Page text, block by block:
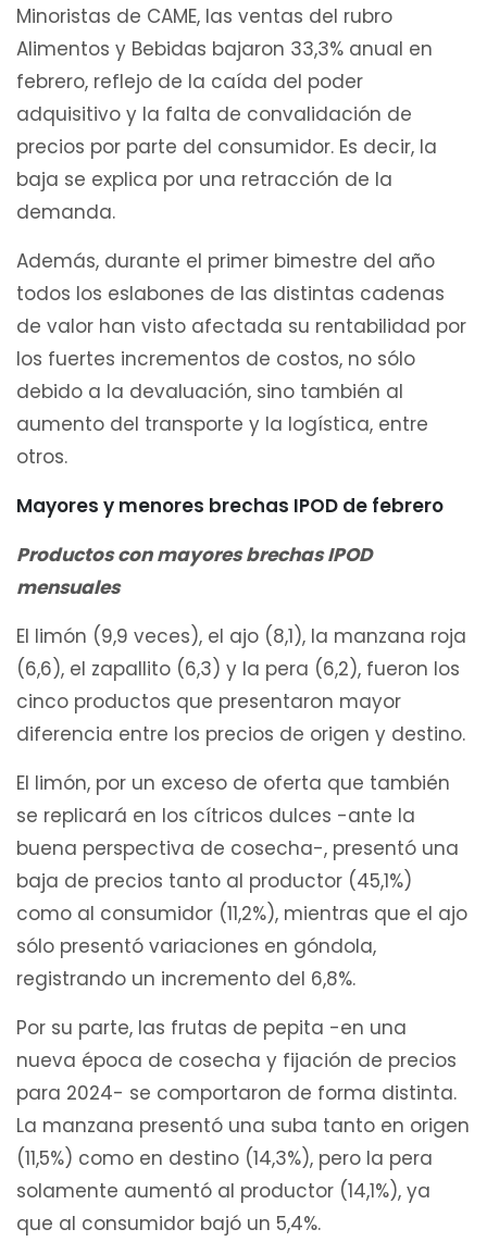
Minoristas de CAME, las ventas del rubro
Alimentos y Bebidas bajaron 33,3% anual en
febrero, reflejo de la caída del poder
adquisitivo y la falta de convalidación de
precios por parte del consumidor. Es decir, la
baja se explica por una retracción de la
demanda.
Además, durante el primer bimestre del año
todos los eslabones de las distintas cadenas
de valor han visto afectada su rentabilidad por
los fuertes incrementos de costos, no sólo
debido a la devaluación, sino también al
aumento del transporte y la logística, entre
otros.
Mayores y menores brechas IPOD de febrero
Productos con mayores brechas IPOD
mensuales
El limón (9,9 veces), el ajo (8,1), la manzana roja
(6,6), el zapallito (6,3) y la pera (6,2), fueron los
cinco productos que presentaron mayor
diferencia entre los precios de origen y destino.
El limón, por un exceso de oferta que también
se replicará en los cítricos dulces -ante la
buena perspectiva de cosecha-, presentó una
baja de precios tanto al productor (45,1%)
como al consumidor (11,2%), mientras que el ajo
sólo presentó variaciones en góndola,
registrando un incremento del 6,8%.
Por su parte, las frutas de pepita -en una
nueva época de cosecha y fijación de precios
para 2024- se comportaron de forma distinta.
La manzana presentó una suba tanto en origen
(11,5%) como en destino (14,3%), pero la pera
solamente aumentó al productor (14,1%), ya
que al consumidor bajó un 5,4%.